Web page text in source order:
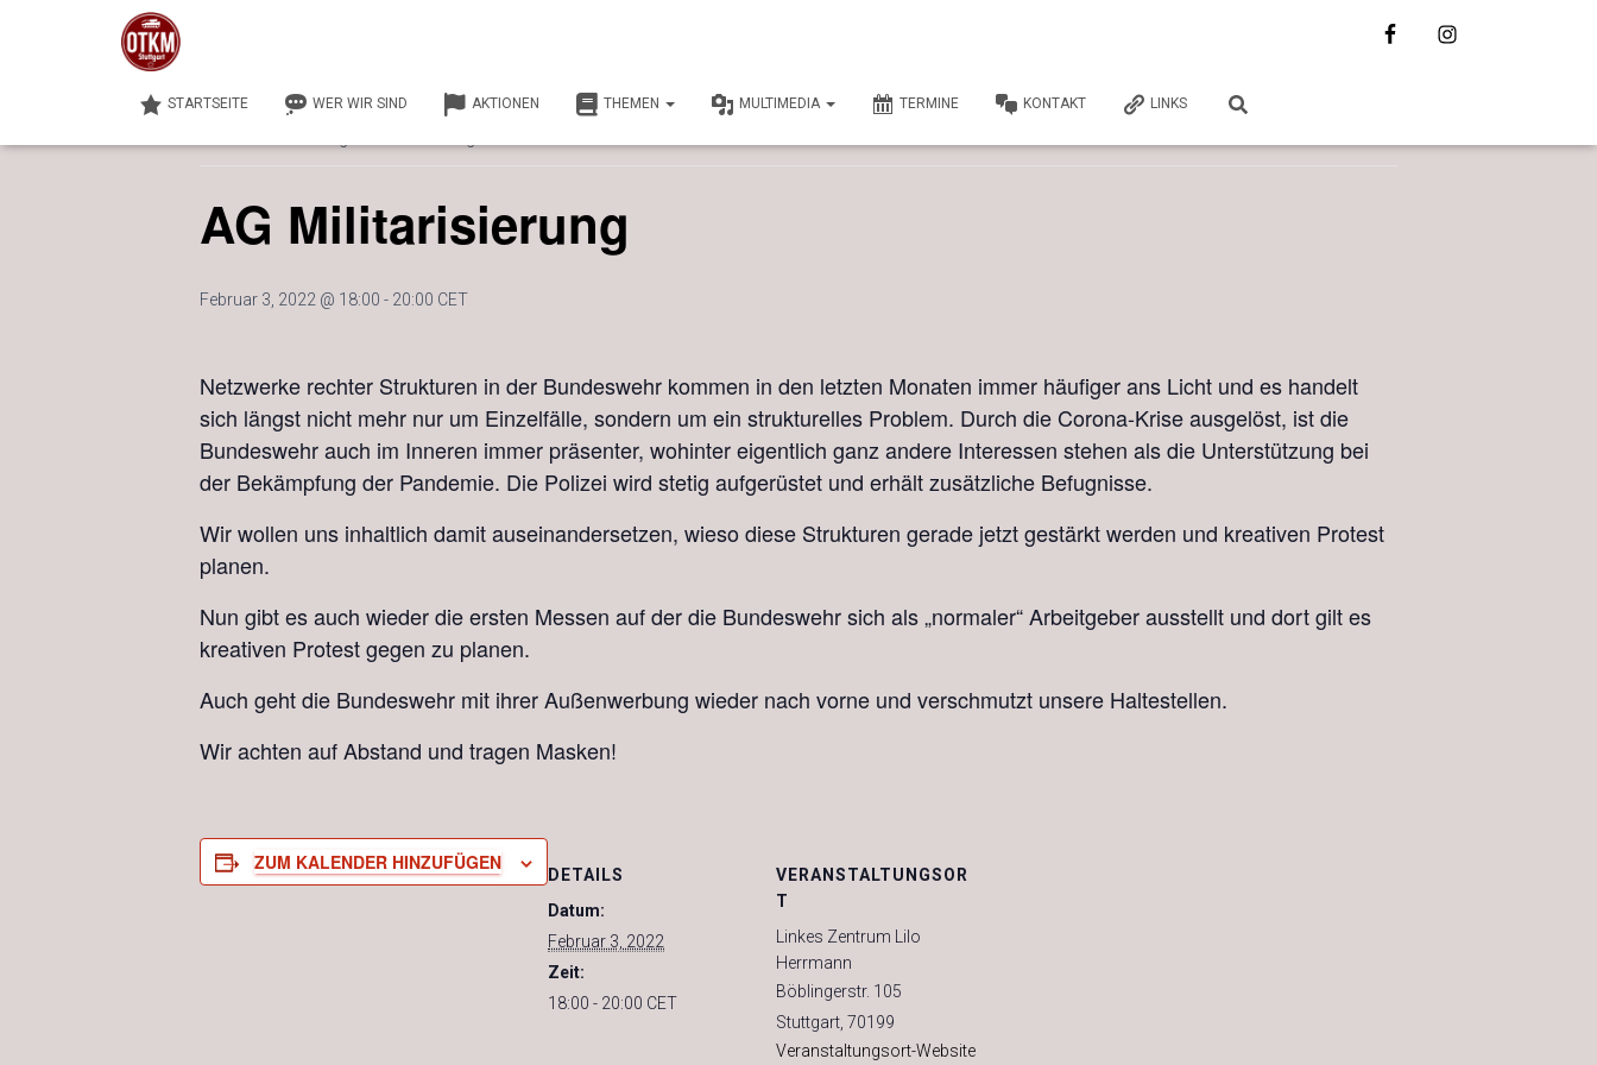
STARTSEITE WER WIR SIND AKTIONEN THEMEN MULTIMEDIA TERMINE KONTAKT LINKS
AG Militarisierung
Februar 3, 2022 @ 18:00 - 20:00 CET
Netzwerke rechter Strukturen in der Bundeswehr kommen in den letzten Monaten immer häufiger ans Licht und es handelt
sich längst nicht mehr nur um Einzelfälle, sondern um ein strukturelles Problem. Durch die Corona-Krise ausgelöst, ist die
Bundeswehr auch im Inneren immer präsenter, wohinter eigentlich ganz andere Interessen stehen als die Unterstützung bei
der Bekämpfung der Pandemie. Die Polizei wird stetig aufgerüstet und erhält zusätzliche Befugnisse.
Wir wollen uns inhaltlich damit auseinandersetzen, wieso diese Strukturen gerade jetzt gestärkt werden und kreativen Protest
planen.
Nun gibt es auch wieder die ersten Messen auf der die Bundeswehr sich als „normaler“ Arbeitgeber ausstellt und dort gilt es
kreativen Protest gegen zu planen.
Auch geht die Bundeswehr mit ihrer Außenwerbung wieder nach vorne und verschmutzt unsere Haltestellen.
Wir achten auf Abstand und tragen Masken!
ZUM KALENDER HINZUFÜGEN
DETAILS
Datum:
Februar 3, 2022
Zeit:
18:00 - 20:00 CET
VERANSTALTUNGSOR
T
Linkes Zentrum Lilo
Herrmann
Böblingerstr. 105
Stuttgart 70199
Veranstaltungsort-Website